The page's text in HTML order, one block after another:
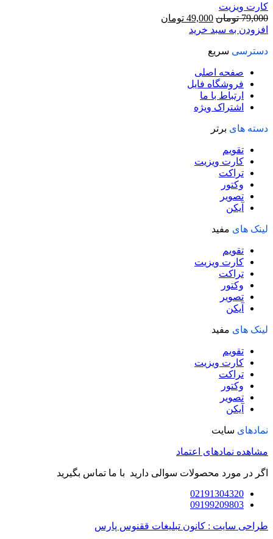
کارت ویزیت
79,000 تومان قیمت
اصلی
بود.
49,000 تومان
افزودن به سبد خرید
دسترسی سریع
صفحه اصلی
فروشگاه فایل
ارتباط با ما
اشتراک ویژه
دسته های برتر
تقویم
کارت ویزیت
تراکت
وکتور
تصویر
آیکن
لینک های مفید
تقویم
کارت ویزیت
تراکت
وکتور
تصویر
آیکن
لینک های مفید
تقویم
کارت ویزیت
تراکت
وکتور
تصویر
آیکن
نمادهای سایت
مشاهده نمادهای اعتماد
اگر در مورد محصولات سوالی دارید با ما تماس بگیرید
02191304320
09199209803
طراحی سایت : کانون تبلیغات ققنوس پارس